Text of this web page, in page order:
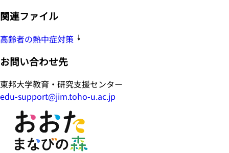
関連ファイル
高齢者の熱中症対策
お問い合わせ先
東邦大学教育・研究支援センター
edu-support@jim.toho-u.ac.jp